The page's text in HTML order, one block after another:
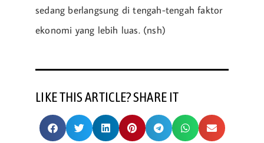
sedang berlangsung di tengah-tengah faktor
ekonomi yang lebih luas. (nsh)
LIKE THIS ARTICLE? SHARE IT